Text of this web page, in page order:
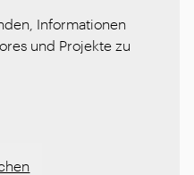
Informationen
und Projekte zu